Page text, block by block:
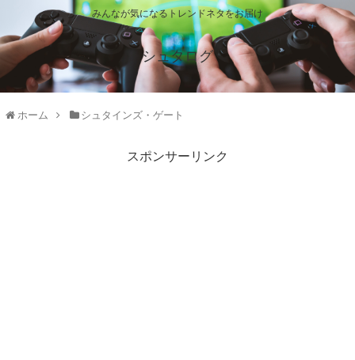
みんなが気になるトレンドネタをお届け
シュタログ
ホーム シュタインズ・ゲート
スポンサーリンク